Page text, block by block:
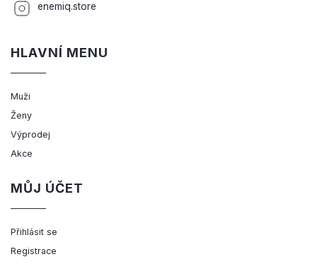
enemiq.store
HLAVNÍ MENU
Muži
Ženy
Výprodej
Akce
MŮJ ÚČET
Přihlásit se
Registrace